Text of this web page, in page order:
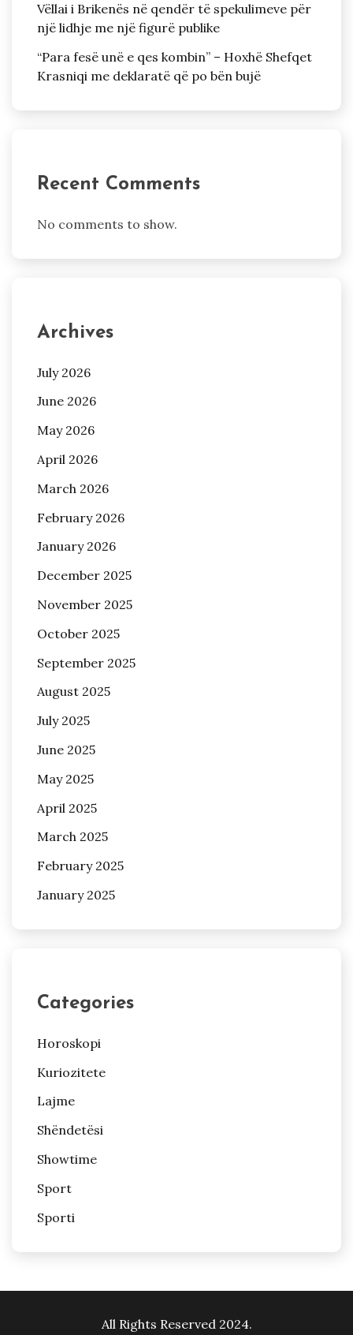
Vëllai i Brikenës në qendër të spekulimeve për
një lidhje me një figurë publike
“Para fesë unë e qes kombin” – Hoxhë Shefqet
Krasniqi me deklaratë që po bën bujë
Recent Comments
No comments to show.
Archives
July 2026
June 2026
May 2026
April 2026
March 2026
February 2026
January 2026
December 2025
November 2025
October 2025
September 2025
August 2025
July 2025
June 2025
May 2025
April 2025
March 2025
February 2025
January 2025
Categories
Horoskopi
Kuriozitete
Lajme
Shëndetësi
Showtime
Sport
Sporti
All Rights Reserved 2024.